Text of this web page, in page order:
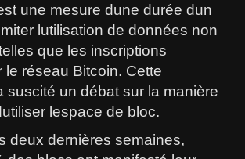
une mesure dune durée dun
lutilisation de données non
que les inscriptions
le réseau Bitcoin. Cette
suscité un débat sur la manière
lespace de bloc.
deux dernières semaines,